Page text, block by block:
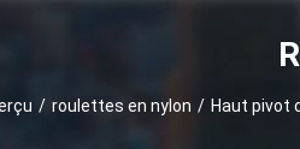
/ roulettes en nylon / Haut pivot